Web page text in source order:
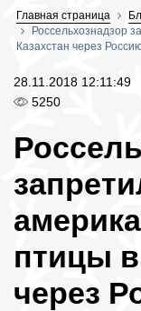
Главная страница
Россельхознадзор
Казахстан через
28.11.2018 12:11:49
5250
птицы в
через